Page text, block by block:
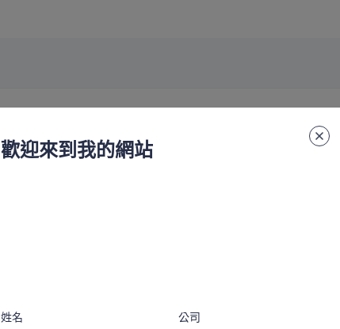
歡迎來到我的網站
姓名 公司